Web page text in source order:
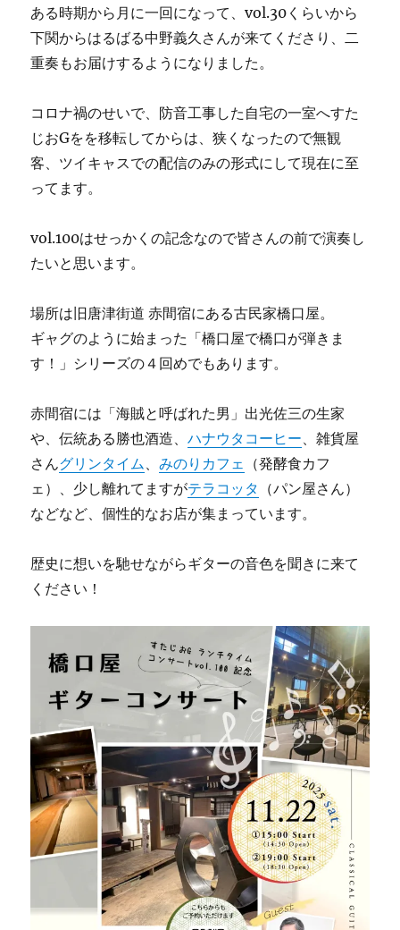
ある時期から月に一回になって、vol.30くらいから
下関からはるばる中野義久さんが来てくださり、二
重奏もお届けするようになりました。
コロナ禍のせいで、防音工事した自宅の一室へすた
じおGをを移転してからは、狭くなったので無観
客、ツイキャスでの配信のみの形式にして現在に至
ってます。
vol.100はせっかくの記念なので皆さんの前で演奏し
たいと思います。
場所は旧唐津街道 赤間宿にある古民家橋口屋。
ギャグのように始まった「橋口屋で橋口が弾きま
す！」シリーズの４回めでもあります。
赤間宿には「海賊と呼ばれた男」出光佐三の生家
や、伝統ある勝也酒造、ハナウタコーヒー 、雑貨屋
さんグリンタイム 、みのりカフェ
（発酵食カフ
ェ）、少し離れてますがテラコッタ （パン屋さん）
などなど、個性的なお店が集まっています。
歴史に想いを馳せながらギターの音色を聞きに来て
ください！